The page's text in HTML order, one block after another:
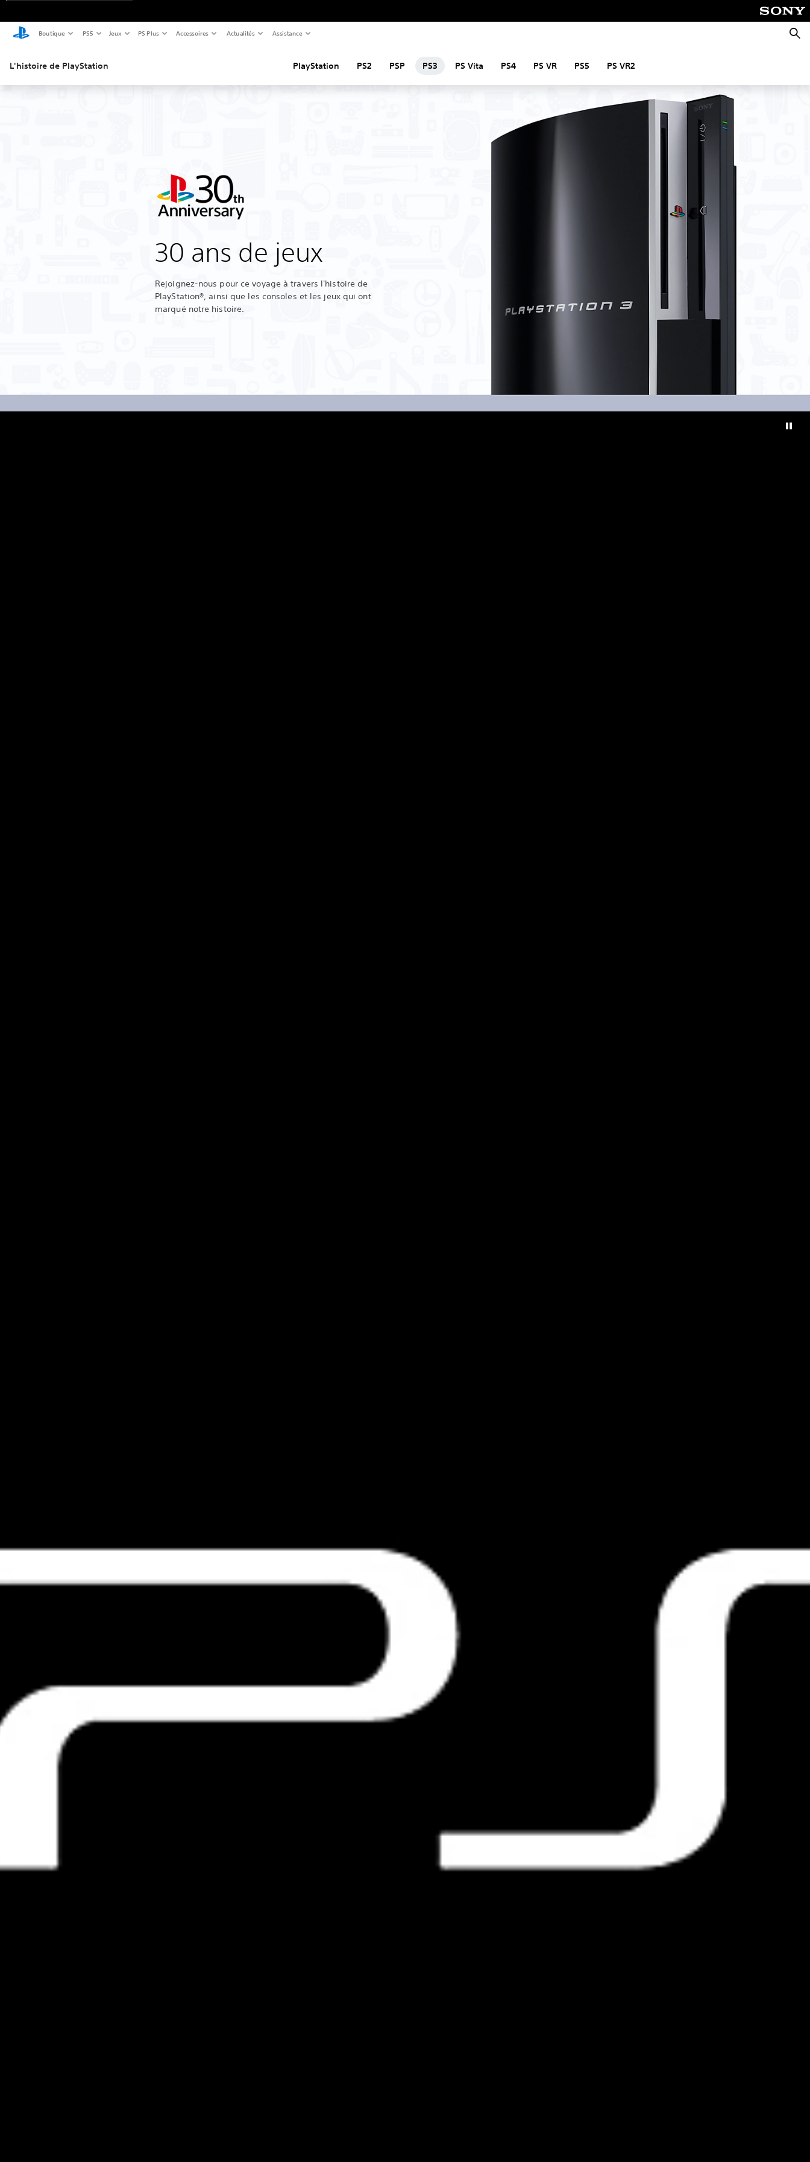
Boutique PS5 Jeux PS Plus Accessoires Actualités Assistance
L'histoire de PlayStation PlayStation PS2 PSP PS3 PS Vita PS4 PS VR PS5 PS VR2
‎30 ans de jeux
Rejoignez-nous pour ce voyage à travers l'histoire de
PlayStation®, ainsi que les consoles et les jeux qui ont
marqué notre histoire.